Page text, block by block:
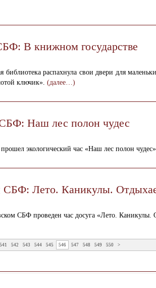
В книжном государстве
библиотека распахнула свои двери для
ключик». (далее…)
Наш лес полон чудес
экологический час «Наш лес полон
СБФ: Лето. Каникулы.
СБФ проведен час досуга «Лето. Каникулы.
541 542 543 544 545 546 547 548 549 550 >